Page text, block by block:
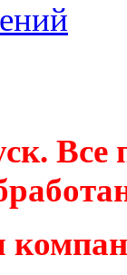
Все